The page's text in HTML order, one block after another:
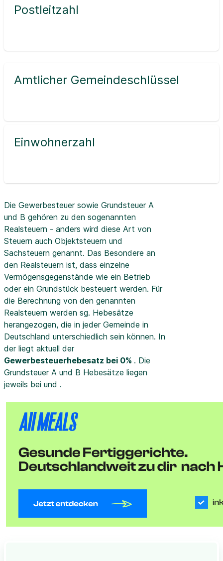
Postleitzahl
Amtlicher Gemeindeschlüssel
Einwohnerzahl
Die Gewerbesteuer sowie Grundsteuer A
und B gehören zu den sogenannten
Realsteuern - anders wird diese Art von
Steuern auch Objektsteuern und
Sachsteuern genannt. Das Besondere an
den Realsteuern ist, dass einzelne
Vermögensgegenstände wie ein Betrieb
oder ein Grundstück besteuert werden. Für
die Berechnung von den genannten
Realsteuern werden sg. Hebesätze
herangezogen, die in jeder Gemeinde in
Deutschland unterschiedlich sein können. In
der liegt aktuell der
Gewerbesteuerhebesatz bei 0% . Die
Grundsteuer A und B Hebesätze liegen
jeweils bei und .